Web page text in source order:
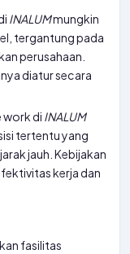
INALUMmungkin
tergantung pada
perusahaan.
diatur secara
work di INALUM
tertentu yang
jauh. Kebijakan
kerja dan
fasilitas